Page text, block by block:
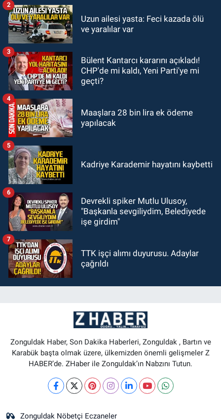
00:22Emirhan Erdem YENİ Parti İl
GÜNDEM
22:47 Günün notu!
Uzun ailesi yasta: Feci kazada ölü
ve yaralılar var
2
Bülent Kantarcı kararını açıkladı!
CHP'de mi kaldı, Yeni Parti'ye mi
geçti?
3
Maaşlara 28 bin lira ek ödeme
yapılacak
4
Kadriye Karademir hayatını kaybetti
5
Devrekli spiker Mutlu Ulusoy,
"Başkanla sevgiliydim, Belediyede
işe girdim"
6
TTK işçi alımı duyurusu. Adaylar
çağrıldı
7
Zonguldak Haber, Son Dakika Haberleri, Zonguldak , Bartın ve
Karabük başta olmak üzere, ülkemizden önemli gelişmeler Z
HABER’de. ZHaber ile Zonguldak’ın Nabzını Tutun.
Zonguldak Nöbetçi Eczaneler